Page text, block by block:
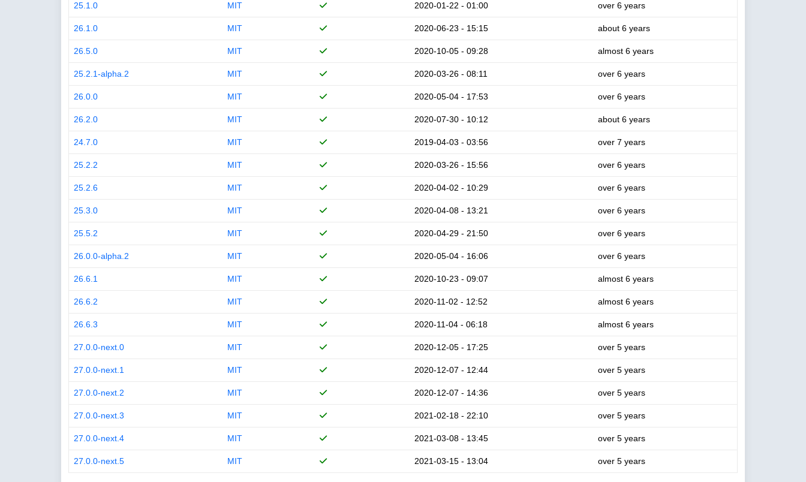
25.1.0 MIT 2020-01-22 - 01:00 over 6 years
26.1.0 MIT 2020-06-23 - 15:15 about 6 years
26.5.0 MIT 2020-10-05 - 09:28 almost 6 years
25.2.1-alpha.2 MIT 2020-03-26 - 08:11 over 6 years
26.0.0 MIT 2020-05-04 - 17:53 over 6 years
26.2.0 MIT 2020-07-30 - 10:12 about 6 years
24.7.0 MIT 2019-04-03 - 03:56 over 7 years
25.2.2 MIT 2020-03-26 - 15:56 over 6 years
25.2.6 MIT 2020-04-02 - 10:29 over 6 years
25.3.0 MIT 2020-04-08 - 13:21 over 6 years
25.5.2 MIT 2020-04-29 - 21:50 over 6 years
26.0.0-alpha.2 MIT 2020-05-04 - 16:06 over 6 years
26.6.1 MIT 2020-10-23 - 09:07 almost 6 years
26.6.2 MIT 2020-11-02 - 12:52 almost 6 years
26.6.3 MIT 2020-11-04 - 06:18 almost 6 years
27.0.0-next.0 MIT 2020-12-05 - 17:25 over 5 years
27.0.0-next.1 MIT 2020-12-07 - 12:44 over 5 years
27.0.0-next.2 MIT 2020-12-07 - 14:36 over 5 years
27.0.0-next.3 MIT 2021-02-18 - 22:10 over 5 years
27.0.0-next.4 MIT 2021-03-08 - 13:45 over 5 years
27.0.0-next.5 MIT 2021-03-15 - 13:04 over 5 years